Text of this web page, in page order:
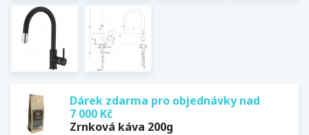
Dárek zdarma pro objednávky nad
7 000 Kč
Zrnková káva 200g